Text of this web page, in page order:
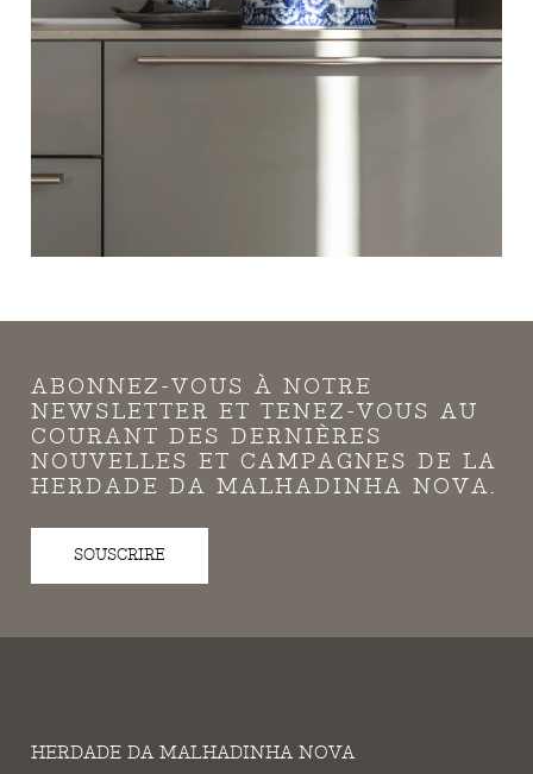
ABONNEZ-VOUS À NOTRE
NEWSLETTER ET TENEZ-VOUS AU
COURANT DES DERNIÈRES
NOUVELLES ET CAMPAGNES DE LA
HERDADE DA MALHADINHA NOVA.
SOUSCRIRE
HERDADE DA MALHADINHA NOVA